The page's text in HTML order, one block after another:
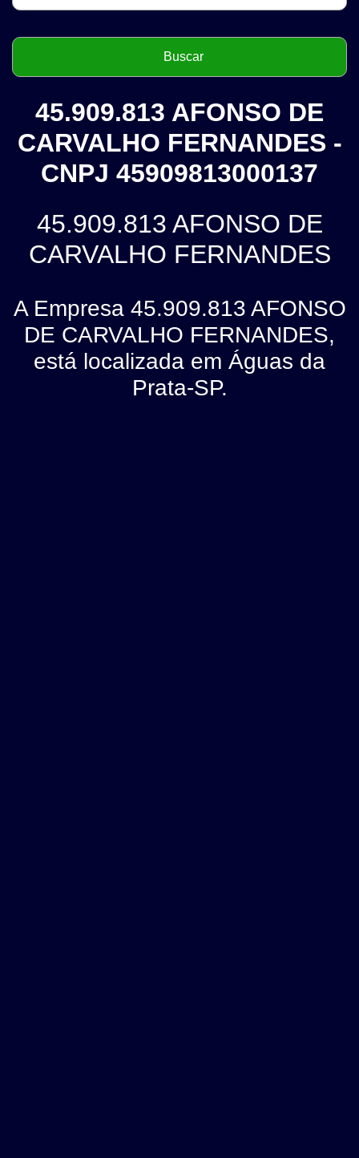
45.909.813 AFONSO DE
CARVALHO FERNANDES -
CNPJ 45909813000137
45.909.813 AFONSO DE
CARVALHO FERNANDES
A Empresa 45.909.813 AFONSO
DE CARVALHO FERNANDES,
está localizada em Águas da
Prata-SP.